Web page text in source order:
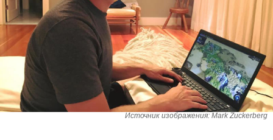
Источник изображения: Mark Zuckerberg